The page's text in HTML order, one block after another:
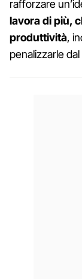
rafforzare
lavora di più,
produttività,
penalizzarle